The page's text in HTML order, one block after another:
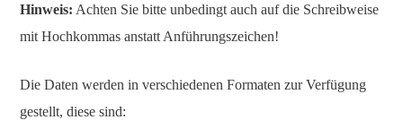
Hinweis: Achten Sie bitte unbedingt auch auf die Schreibweise
mit Hochkommas anstatt Anführungszeichen!
Die Daten werden in verschiedenen Formaten zur Verfügung
gestellt, diese sind: